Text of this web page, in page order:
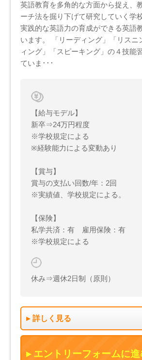
英語教育を多角的な方面から捉え、
ーチ法を掘り下げて研究していく学
実践的な英語力の育成ができる英語
います。 「リーディング」「リスニ
ィング」「スピーキング」の４技能
ていま･･･
【給与モデル】
新卒⇒24万円程度
※学校規定による
※経験能力による変動あり
【賞与】
賞与の支払い回数/年：2回
※実績値、学校規定による。
【保険】
私学共済：有 雇用保険：有
※学校規定による
休み⇒週休2日制（原則）
詳しく見る
エントリーフォームに進